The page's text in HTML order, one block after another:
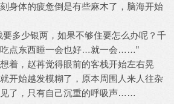
身体的疲惫倒是有些麻木了，脑海开始
要多少银两，如果不够住要怎么办呢？千
点东西睡一会也好…就一会……”
着，赵苒觉得眼前的客栈开始左右晃
开始越发模糊了，原本周围人来人往杂
了，只有自己沉重的呼吸声……